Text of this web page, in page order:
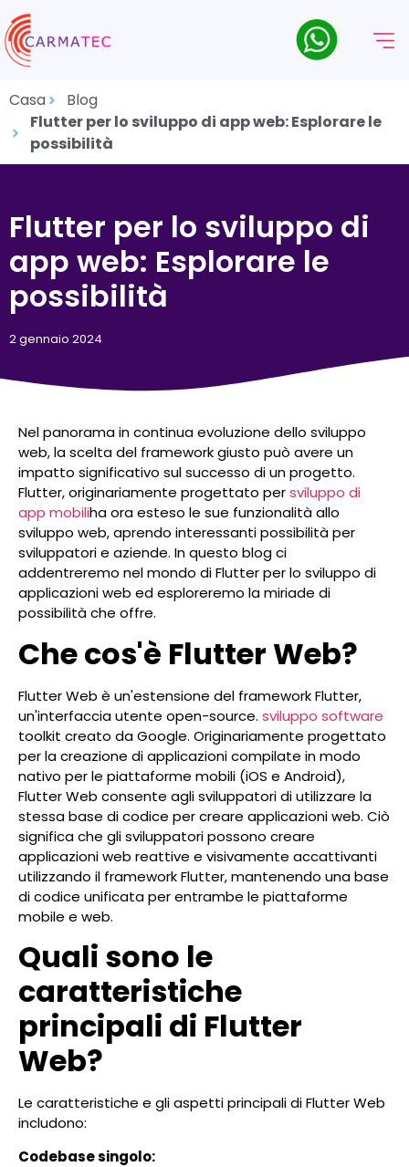
Casa
Blog
Flutter per lo sviluppo di app web: Esplorare le
possibilità
Flutter per lo sviluppo di
app web: Esplorare le
possibilità
2 gennaio 2024
Nel panorama in continua evoluzione dello sviluppo
web, la scelta del framework giusto può avere un
impatto significativo sul successo di un progetto.
Flutter, originariamente progettato persviluppo di
app mobiliha ora esteso le sue funzionalità allo
sviluppo web, aprendo interessanti possibilità per
sviluppatori e aziende. In questo blog ci
addentreremo nel mondo di Flutter per lo sviluppo di
applicazioni web ed esploreremo la miriade di
possibilità che offre.
Che cos'è Flutter Web?
Flutter Web è un'estensione del framework Flutter,
un'interfaccia utente open-source. sviluppo software
toolkit creato da Google. Originariamente progettato
per la creazione di applicazioni compilate in modo
nativo per le piattaforme mobili (iOS e Android),
Flutter Web consente agli sviluppatori di utilizzare la
stessa base di codice per creare applicazioni web. Ciò
significa che gli sviluppatori possono creare
applicazioni web reattive e visivamente accattivanti
utilizzando il framework Flutter, mantenendo una base
di codice unificata per entrambe le piattaforme
mobile e web.
Quali sono le
caratteristiche
principali di Flutter
Web?
Le caratteristiche e gli aspetti principali di Flutter Web
includono:
Codebase singolo: